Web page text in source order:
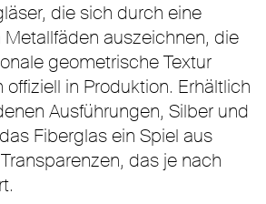
die sich durch eine
Metallfäden auszeichnen, die
geometrische Textur
in Produktion. Erhältlich
Ausführungen, Silber und
Fiberglas ein Spiel aus
das je nach